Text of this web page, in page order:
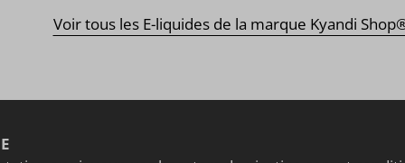
Voir tous les E-liquides de la marque Kyandi